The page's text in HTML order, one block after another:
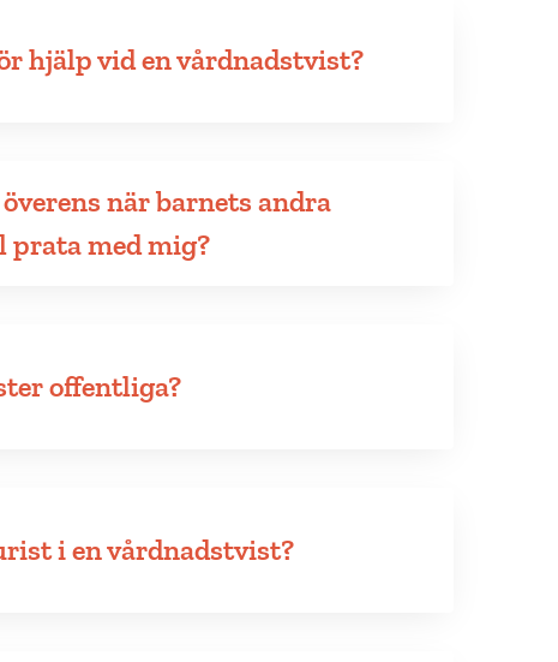
hjälp vid en vårdnadstvist?
när barnets andra
med mig?
offentliga?
i en vårdnadstvist?